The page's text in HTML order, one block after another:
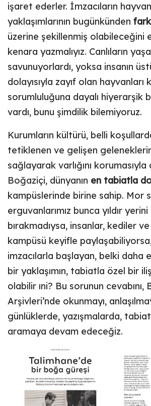
işaret ederler. İmzacıların
yaklaşımlarının bugünkünden
üzerine şekillenmiş olabileceğini
kenara yazmalıyız. Canlıların
savunuyorlardı, yoksa insanın
dolayısıyla zayıf olan hayvanları
sorumluluğuna dayalı hiyerarşik
vardı, bunu şimdilik bilemiyoruz.
Kurumların kültürü, belli
tetiklenen ve gelişen
sağlayarak varlığını korumasıyla
Boğaziçi, dünyanın en tabiatla
kampüslerinde birine sahip. Mor
erguvanlarımız bunca yıldır
bırakmadıysa, insanlar, kediler
kampüsü keyifle
imzacılarla başlayan, belki daha
bir yaklaşımın, tabiatla özel bir
olabilir ıni? Bu sorunun cevabını,
Arşivleri’nde okunmayı,
günlüklerde, yazışmalarda,
aramaya devam edeceğiz.